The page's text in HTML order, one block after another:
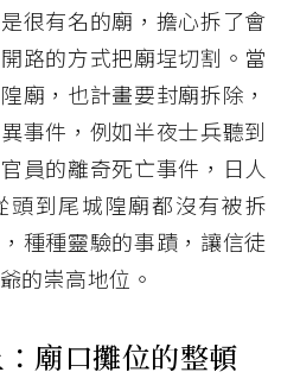
很有名的廟，擔心拆了會
路的方式把廟埕切割。當
廟，也計畫要封廟拆除，
事件，例如半夜士兵聽到
員的離奇死亡事件，日人
頭到尾城隍廟都沒有被拆
種種靈驗的事蹟，讓信徒
的崇高地位。
廟口攤位的整頓